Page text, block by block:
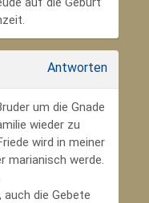
Antworten
um die Gnade
wieder zu
wird in meiner
marianisch werde.
auch die Gebete